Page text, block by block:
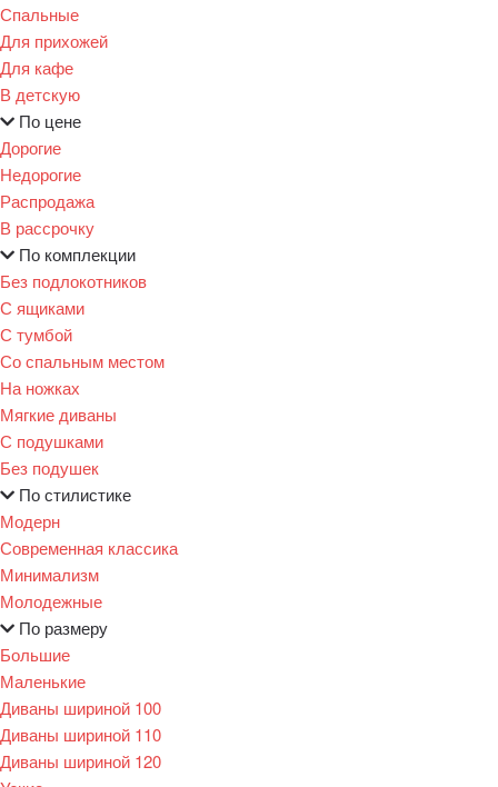
Спальные
Для прихожей
Для кафе
В детскую
По цене
Дорогие
Недорогие
Распродажа
В рассрочку
По комплекции
Без подлокотников
С ящиками
С тумбой
Со спальным местом
На ножках
Мягкие диваны
С подушками
Без подушек
По стилистике
Модерн
Современная классика
Минимализм
Молодежные
По размеру
Большие
Маленькие
Диваны шириной 100
Диваны шириной 110
Диваны шириной 120